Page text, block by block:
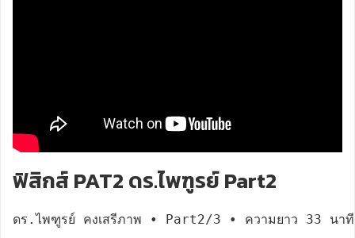
ฟิสิกส์ PAT2 ดร.ไพฑูรย์ Part2
ดร.ไพฑูรย์ คงเสรีภาพ • Part2/3 • ความยาว 33 นาที